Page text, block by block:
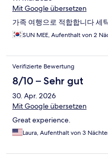
Mit Google übersetzen
가족 여행으로 적합합니다 세
SUN MEE, Aufenthalt von 2
Verifizierte Bewertung
8/10 – Sehr gut
30. Apr. 2026
Mit Google übersetzen
Great experience.
Laura, Aufenthalt von 3